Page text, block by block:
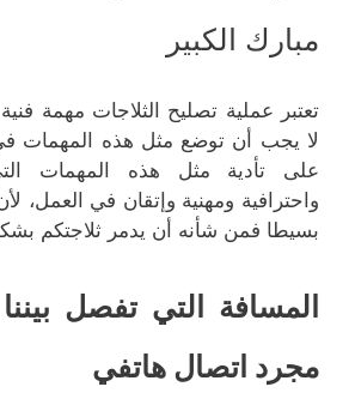
مبارك الكبير
تعتبر عملية تصليح الثلاجات مهمة
لا يجب أن توضع مثل هذه المهمات
على تأدية مثل هذه المهمات
واحترافية ومهنية وإتقان في العمل،
بسيطا فمن شأنه أن يدمر ثلاجتكم
المسافة التي تفصل
مجرد اتصال هاتفي